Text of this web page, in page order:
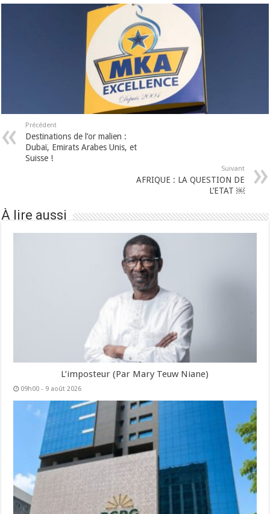
Précédent
Destinations de l’or malien :
Dubaï, Emirats Arabes Unis, et
Suisse !
Suivant
AFRIQUE : LA QUESTION DE
L’ETAT ￼
À lire aussi
L’imposteur (Par Mary Teuw Niane)
09h00 - 9 août 2026